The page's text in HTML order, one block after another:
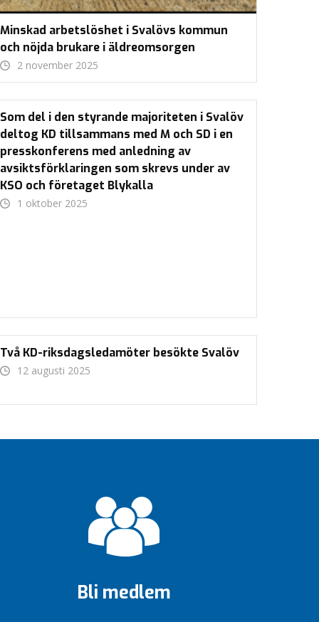
Minskad arbetslöshet i Svalövs kommun
och nöjda brukare i äldreomsorgen
2 november 2025
Som del i den styrande majoriteten i Svalöv
deltog KD tillsammans med M och SD i en
presskonferens med anledning av
avsiktsförklaringen som skrevs under av
KSO och företaget Blykalla
1 oktober 2025
Två KD-riksdagsledamöter besökte Svalöv
12 augusti 2025
Bli medlem